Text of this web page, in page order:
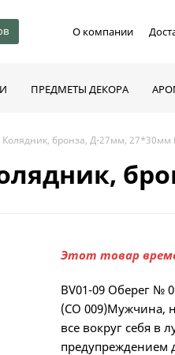
О компании
ПРЕДМЕТЫ ДЕКОРА
Колядник, бронза, Д-27мм, 27*30мм
Этот товар
BV01-09 Оберег №
(СО 009)Мужчина,
все вокруг себя в
предупреждением